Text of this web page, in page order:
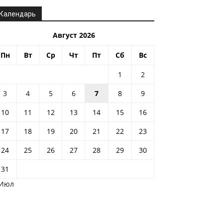
Август 2026
Пн Вт Ср Чт Пт Сб Вс
1
2
3
4 5 6 7 8
9
10
11 12 13 14 15
16
17
18 19 20 21 22
23
24
25 26 27 28 29
30
31